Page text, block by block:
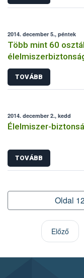
2014. december 5., péntek
Több mint 60
TOVÁBB
2014. december 2., kedd
Élelmiszer-
TOVÁBB
Oldal
Előző